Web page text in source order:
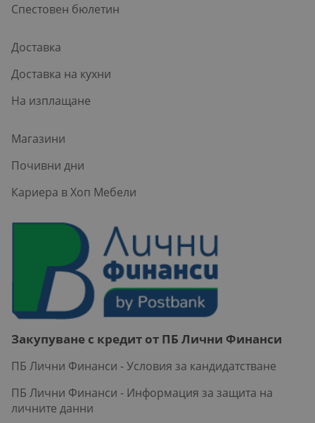
Спестовен бюлетин
Доставка
Доставка на кухни
На изплащане
Магазини
Почивни дни
Кариера в Хоп Мебели
Закупуване с кредит от ПБ Лични Финанси
ПБ Лични Финанси - Условия за кандидатстване
ПБ Лични Финанси - Информация за защита на
личните данни